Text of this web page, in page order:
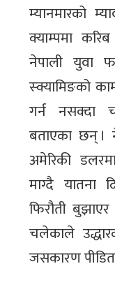
म्यानमारको
क्याम्पमा
नेपाली युवा
स्क्यामिङको
गर्न नसक्दा
बताएका छन् ।
अमेरिकी
माग्दै यातना
फिरौती
चलेकाले
जसकारण